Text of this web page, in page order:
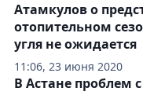
11:06, 23 июня 2020
Атамкулов о
отопительном
угля не ожидается
В Астане проблем